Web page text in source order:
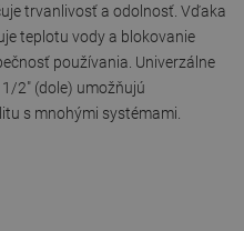
trvanlivosť a odolnosť. Vďaka
teplotu vody a blokovanie
používania. Univerzálne
2" (dole) umožňujú
s mnohými systémami.